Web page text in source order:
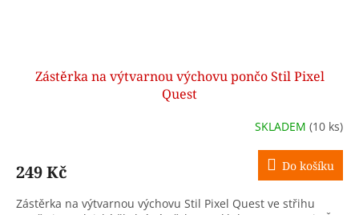
Zástěrka na výtvarnou výchovu pončo Stil Pixel
Quest
SKLADEM (10 ks)
249 Kč Do košíku
Zástěrka na výtvarnou výchovu Stil Pixel Quest ve střihu